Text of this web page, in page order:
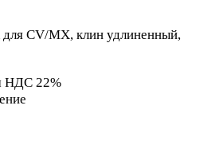
СV/MX, клин удлиненный,
НДС 22%